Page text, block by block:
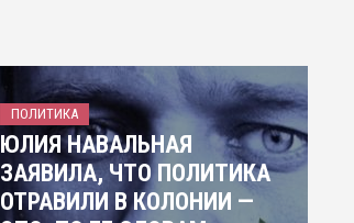
ПОЛИТИКА
ЮЛИЯ НАВАЛЬНАЯ
ЗАЯВИЛА, ЧТО ПОЛИТИКА
ОТРАВИЛИ В КОЛОНИИ —